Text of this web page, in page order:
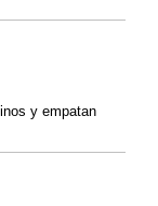
y empatan